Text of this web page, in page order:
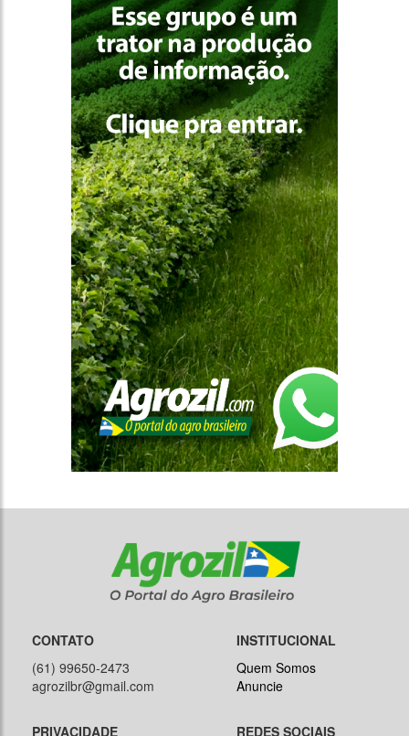
CONTATO
(61) 99650-2473
agrozilbr@gmail.com
INSTITUCIONAL
Quem Somos
Anuncie
PRIVACIDADE REDES SOCIAIS